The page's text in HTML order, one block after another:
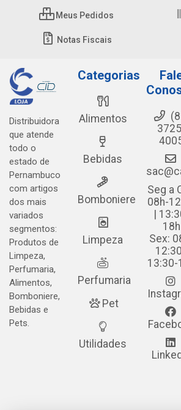
Meus Pedidos
Notas Fiscais
Distribuidora
que atende
todo o
estado de
Pernambuco
com artigos
dos mais
variados
segmentos:
Produtos de
Limpeza,
Perfumaria,
Alimentos,
Bomboniere,
Bebidas e
Pets.
Categorias
Alimentos
Bebidas
Bomboniere
Limpeza
Perfumaria
Pet
Utilidades
Seg a
08h-
|
18h
Sex:
12:30 |
13:30-